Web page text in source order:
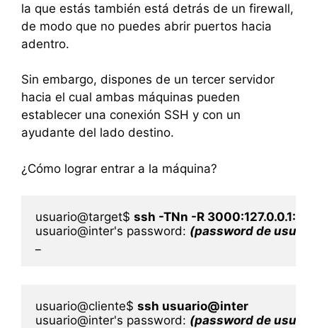
la que estás también está detrás de un firewall,
de modo que no puedes abrir puertos hacia
adentro.
Sin embargo, dispones de un tercer servidor
hacia el cual ambas máquinas pueden
establecer una conexión SSH y con un
ayudante del lado destino.
¿Cómo lograr entrar a la máquina?
usuario@target$ ssh -TNn -R
usuario@inter's password: (password de
usuario@cliente$ ssh usuario@inter
usuario@inter's password: (password de